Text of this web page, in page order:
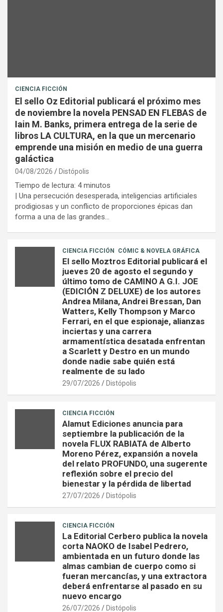
CIENCIA FICCIÓN
El sello Oz Editorial publicará el próximo mes
de noviembre la novela PENSAD EN FLEBAS de
Iain M. Banks, primera entrega de la serie de
libros LA CULTURA, en la que un mercenario
emprende una misión en medio de una guerra
galáctica
04/08/2026 Distópolis
Tiempo de lectura: 4 minutos
| Una persecución desesperada, inteligencias artificiales
prodigiosas y un conflicto de proporciones épicas dan
forma a una de las grandes…
CIENCIA FICCIÓN CÓMIC & NOVELA GRÁFICA
El sello Moztros Editorial publicará el
jueves 20 de agosto el segundo y
último tomo de CAMINO A G.I. JOE
(EDICIÓN Z DELUXE) de los autores
Andrea Milana, Andrei Bressan, Dan
Watters, Kelly Thompson y Marco
Ferrari, en el que espionaje, alianzas
inciertas y una carrera
armamentística desatada enfrentan
a Scarlett y Destro en un mundo
donde nadie sabe quién está
realmente de su lado
29/07/2026 Distópolis
CIENCIA FICCIÓN
Alamut Ediciones anuncia para
septiembre la publicación de la
novela FLUX RABIATA de Alberto
Moreno Pérez, expansión a novela
del relato PROFUNDO, una sugerente
reflexión sobre el precio del
bienestar y la pérdida de libertad
27/07/2026 Distópolis
CIENCIA FICCIÓN
La Editorial Cerbero publica la novela
corta NAOKO de Isabel Pedrero,
ambientada en un futuro donde las
almas cambian de cuerpo como si
fueran mercancías, y una extractora
deberá enfrentarse al pasado en su
nuevo encargo
26/07/2026 Distópolis